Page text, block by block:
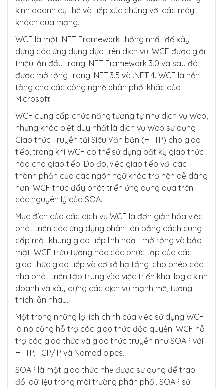
kinh doanh cụ thể và tiếp xúc chúng với các máy
khách qua mạng.
WCF là một .NET Framework thống nhất để xây
dựng các ứng dụng dựa trên dịch vụ. WCF được giới
thiệu lần đầu trong .NET Framework 3.0 và sau đó
được mở rộng trong .NET 3.5 và .NET 4. WCF là nền
tảng cho các công nghệ phân phối khác của
Microsoft.
WCF cung cấp chức năng tương tự như dịch vụ Web,
nhưng khác biệt duy nhất là dịch vụ Web sử dụng
Giao thức Truyền tải Siêu Văn bản (HTTP) cho giao
tiếp, trong khi WCF có thể sử dụng bất kỳ giao thức
nào cho giao tiếp. Do đó, việc giao tiếp với các
thành phần của các ngôn ngữ khác trở nên dễ dàng
hơn. WCF thúc đẩy phát triển ứng dụng dựa trên
các nguyên lý của SOA.
Mục đích của các dịch vụ WCF là đơn giản hóa việc
phát triển các ứng dụng phân tán bằng cách cung
cấp một khung giao tiếp linh hoạt, mở rộng và bảo
mật. WCF trừu tượng hóa các phức tạp của các
giao thức giao tiếp và cơ sở hạ tầng, cho phép các
nhà phát triển tập trung vào việc triển khai logic kinh
doanh và xây dựng các dịch vụ mạnh mẽ, tương
thích lẫn nhau.
Một trong những lợi ích chính của việc sử dụng WCF
là nó cũng hỗ trợ các giao thức độc quyền. WCF hỗ
trợ các giao thức và giao thức truyền như SOAP với
HTTP, TCP/IP và Named pipes.
SOAP là một giao thức nhẹ được sử dụng để trao
đổi dữ liệu trong môi trường phân phối. SOAP sử